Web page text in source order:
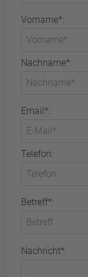
Vorname*:
Nachname*:
Email*:
Telefon:
Betreff*:
Nachricht*: